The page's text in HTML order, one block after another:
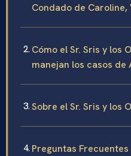
Condado de Caroline,
Cómo el Sr. Sris y los
manejan los casos
Sobre el Sr. Sris y los
Preguntas